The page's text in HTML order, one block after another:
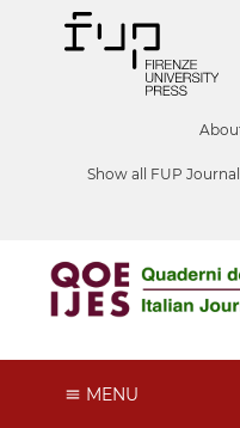
Show all FUP
MENU